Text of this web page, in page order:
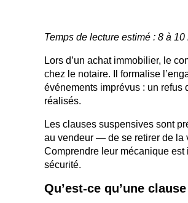
Temps de lecture estimé : 8 à 10
Lors d’un achat immobilier, le
chez le notaire. Il formalise
événements imprévus : un refus
réalisés.
Les clauses suspensives sont
au vendeur — de se retirer de la
Comprendre leur mécanique
sécurité.
Qu’est-ce qu’une